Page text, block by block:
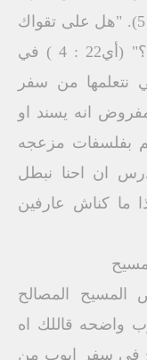
عظيما و اثامك لا نهاية لها؟"(أي 22 : 5). "هل على تقواك
يوبخك او يدخل معك في المحاكمة؟" (أي22 : 4 ) في
نتعلمها من سفر
انه يسند او
بفلسفات مزعجه
ان احنا نبطل
ما كناش عارفين
المسيح المصالح
واضحه قاللك اه
في سفر ايوب من